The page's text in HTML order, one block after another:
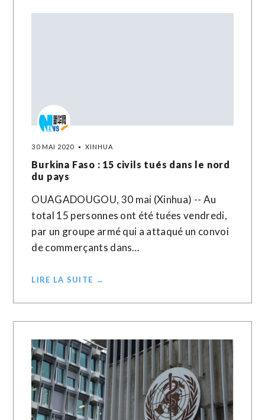
30 MAI 2020 XINHUA
Burkina Faso : 15 civils tués dans le nord
du pays
OUAGADOUGOU, 30 mai (Xinhua) -- Au
total 15 personnes ont été tuées vendredi,
par un groupe armé qui a attaqué un convoi
de commerçants dans…
LIRE LA SUITE →